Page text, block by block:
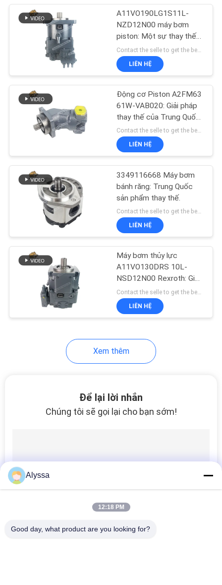
Bộ con dấu bơm
thủy lực
11
Bơm thủy lực
Van điều khiển bơm
thủy lực
A11VO190LG1S11L-
NZD12N00 máy bơm
piston: Một sự thay thế
đáng tin cậy cho các hệ
thống thủy lực hiệu suất
cao
LIÊN HỆ
Động cơ Piston A2FM63
61W-VAB020: Giải pháp
thay thế của Trung Quốc
– Giải pháp truyền động
thủy lực hiệu suất cao
Contact the selle to get the best offer MOQ:1
LIÊN HỆ
3349116668 Máy bơm
bánh răng: Trung Quốc
sản phẩm thay thế.
Contact the selle to get the best offer MOQ:1
LIÊN HỆ
Máy bơm thủy lực
A11VO130DRS 10L-
NSD12N00 Rexroth: Giải
pháp thay thế hiệu suất
cao từ Trung Quốc – giải
pháp nội địa ổn định, hiệu
LIÊN HỆ
Xem thêm
Để lại lời nhắn
Chúng tôi sẽ gọi lại cho bạn sớm!
Alyssa
12:18 PM
Good day, what product are you looking for?